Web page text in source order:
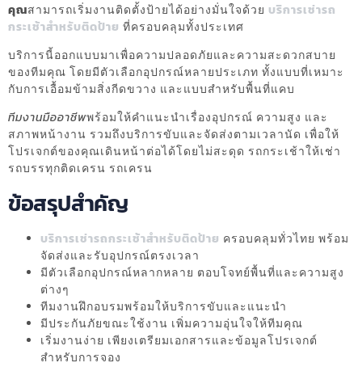
คุณสามารถเริ่มงานติดตั้งป้ายได้อย่างมั่นใจด้วย บริการเช่ารถ
กระเช้าสำหรับติดป้าย ที่ครอบคลุมทั้งประเทศ
บริการนี้ออกแบบมาเพื่อความปลอดภัยและความสะดวกสบาย
ของทีมคุณ โดยมีตัวเลือกอุปกรณ์หลายประเภท ทั้งแบบที่เหมาะ
กับการเอื้อมข้ามสิ่งกีดขวาง และแบบสำหรับพื้นที่แคบ
ทีมงานมืออาชีพพร้อมให้คำแนะนำเรื่องอุปกรณ์ ความสูง และ
สภาพหน้างาน รวมถึงบริการขับและจัดส่งตามเวลานัด เพื่อให้
โปรเจกต์ของคุณเดินหน้าต่อได้โดยไม่สะดุด รถกระเช้าให้เช่า
รถบรรทุกติดเครน รถเครน
ข้อสรุปสำคัญ
บริการเช่ารถกระเช้าสำหรับติดป้าย ครอบคลุมทั่วไทย พร้อม
จัดส่งและรับอุปกรณ์ตรงเวลา
มีตัวเลือกอุปกรณ์หลากหลาย ตอบโจทย์พื้นที่และความสูง
ต่างๆ
ทีมงานฝึกอบรมพร้อมให้บริการขับและแนะนำ
มีประกันภัยขณะใช้งาน เพิ่มความอุ่นใจให้ทีมคุณ
เริ่มงานง่าย เพียงเตรียมเอกสารและข้อมูลโปรเจกต์
สำหรับการจอง